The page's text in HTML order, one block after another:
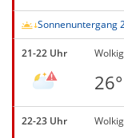
Sonnenuntergang
21-22 Uhr Wolkig
26°
22-23 Uhr Wolkig